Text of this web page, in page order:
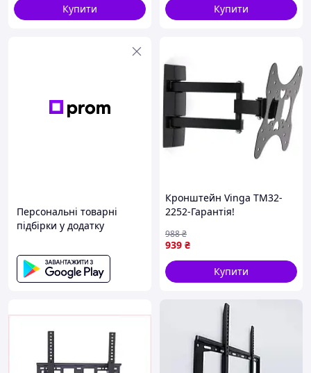
Купити
Купити
Персональні товарні
підбірки у додатку
Кронштейн Vinga TM32-
2252-Гарантія!
939 ₴
988₴
Купити